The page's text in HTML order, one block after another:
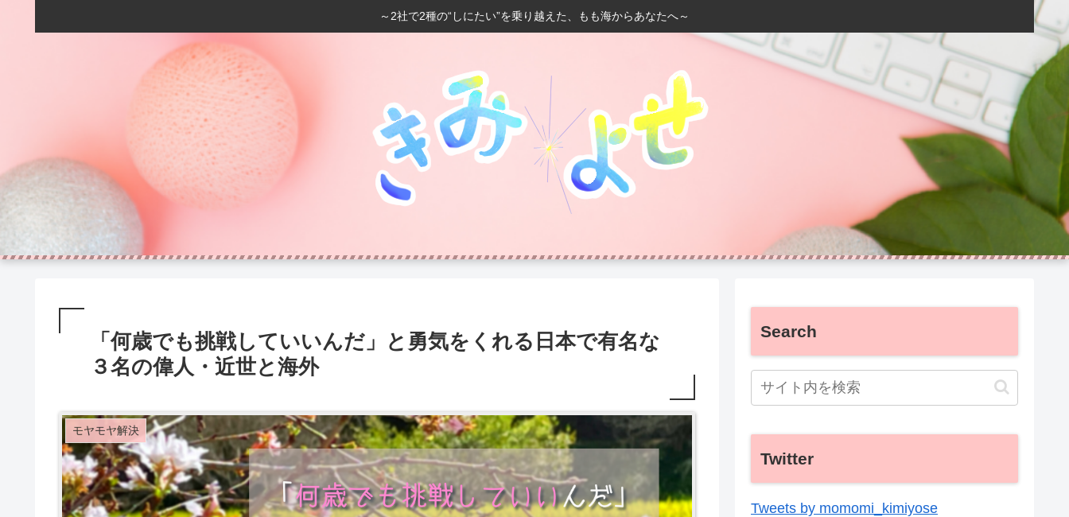
～2社で2種の“しにたい”を乗り越えた、もも海からあなたへ～
「何歳でも挑戦していいんだ」と勇気をくれる日本で有名な
３名の偉人・近世と海外
モヤモヤ解決
Search
Twitter
Tweets by momomi_kimiyose